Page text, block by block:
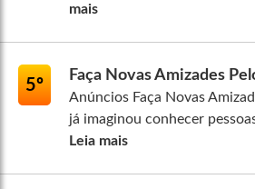
mais
5º
Faça Novas Amizades
Anúncios Faça Novas
já imaginou conhecer
Leia mais